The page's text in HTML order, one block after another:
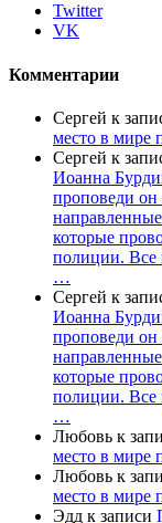
Twitter
VK
Комментарии
Сергей к
место в мире
Сергей к
Иоанна
проповеди
которые
полиции. Все
…
Сергей к
Иоанна
проповеди
которые
полиции. Все
…
Любовь к
место в мире
Любовь к
место в мире
Эдд к записи